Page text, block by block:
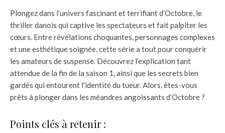
Plongez dans l’univers fascinant et terrifiant d’Octobre, le
thriller danois qui captive les spectateurs et fait palpiter les
cœurs. Entre révélations choquantes, personnages complexes
et une esthétique soignée, cette série a tout pour conquérir
les amateurs de suspense. Découvrez l’explication tant
attendue de la fin de la saison 1, ainsi que les secrets bien
gardés qui entourent l’identité du tueur. Alors, êtes-vous
prêts à plonger dans les méandres angoissants d’Octobre ?
Points clés à retenir :